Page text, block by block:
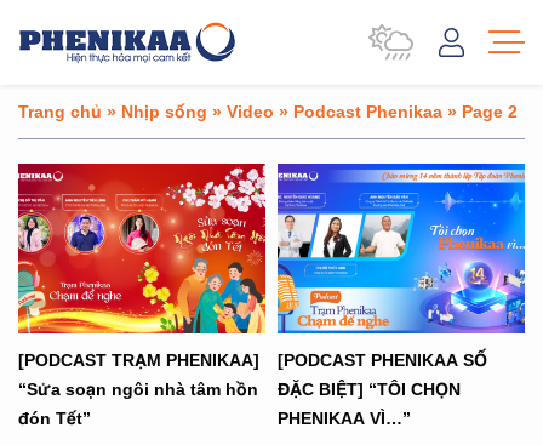
Trang chủ » Nhịp sống » Video » Podcast Phenikaa » Page 2
[PODCAST TRẠM PHENIKAA]
“Sửa soạn ngôi nhà tâm hồn
đón Tết”
[PODCAST PHENIKAA SỐ
ĐẶC BIỆT] “TÔI CHỌN
PHENIKAA VÌ…”